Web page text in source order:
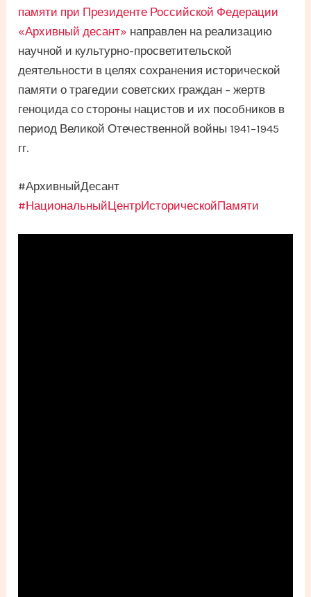
памяти при Президенте Российской Федерации
«Архивный десант» направлен на реализацию
научной и культурно-просветительской
деятельности в целях сохранения исторической
памяти о трагедии советских граждан – жертв
геноцида со стороны нацистов и их пособников в
период Великой Отечественной войны 1941–1945
гг.
#АрхивныйДесант
#НациональныйЦентрИсторическойПамяти